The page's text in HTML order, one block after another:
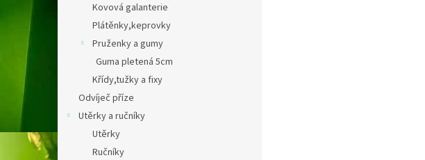
Kovová galanterie
Plátěnky,keprovky
Pruženky a gumy
Guma pletená 5cm
Křídy,tužky a fixy
Odvíječ příze
Utěrky a ručníky
Utěrky
Ručníky